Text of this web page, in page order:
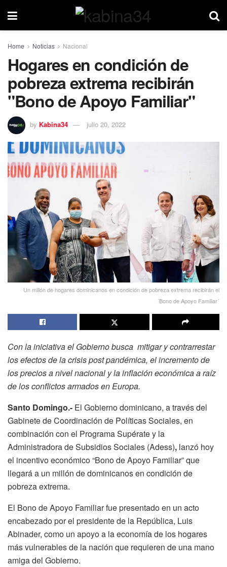
Home Noticias Nacional
Hogares en condición de
pobreza extrema recibirán
"Bono de Apoyo Familiar"
by Kabina34 julio 20, 2022
Un millón de hogares dominicanos en condición de pobreza extrema recibirán el
´Bono de Apoyo Familiar´
Con la iniciativa el Gobierno busca mitigar y contrarrestar
los efectos de la crisis post pandémica, el incremento de
los precios a nivel nacional y la inflación económica a raíz
de los conflictos armados en Europa.
Santo Domingo.- El Gobierno dominicano, a través del
Gabinete de Coordinación de Políticas Sociales, en
combinación con el Programa Supérate y la
Administradora de Subsidios Sociales (Adess), lanzó hoy
el incentivo económico “Bono de Apoyo Familiar” que
llegará a un millón de dominicanos en condición de
pobreza extrema.
El Bono de Apoyo Familiar fue presentado en un acto
encabezado por el presidente de la República, Luis
Abinader, como un apoyo a la economía de los hogares
más vulnerables de la nación que requieren de una mano
amiga del Gobierno.